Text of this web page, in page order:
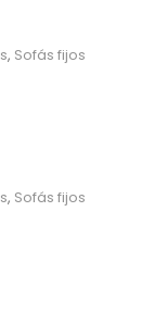
, Sofás fijos
, Sofás fijos